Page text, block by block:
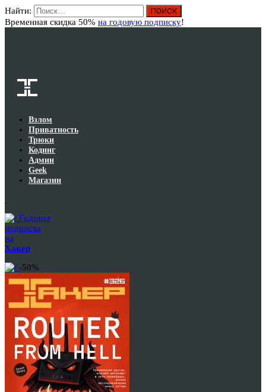
Найти:
Временная скидка 50% на годовую подписку!
Взлом
Приватность
Трюки
Кодинг
Админ
Geek
Магазин
Годовая
подписка
на
Хакер
-50%